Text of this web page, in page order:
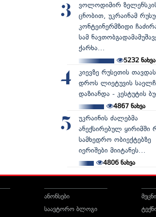
3
ვოლოდიმირ
ცნობით, უკრაინამ
კონტეინერმზიდი
სამ
ქარხა...
5232ნახვა
4
კიევზე რუსეთის
დროს ლიეტუვის
დაზიანდა - კესტუტის
4867ნახვა
5
უკრაინის ძალებმა
ანექსირებულ ყირიმში
სამხედრო ობიექტებზე
იერიშები მიიტანეს...
4806ნახვა
ანონსები
საავტორო ბლოგი